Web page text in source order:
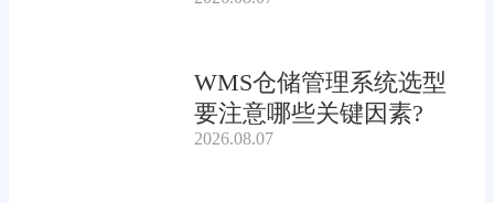
WMS仓储管理系统选型
要注意哪些关键因素?
2026.08.07